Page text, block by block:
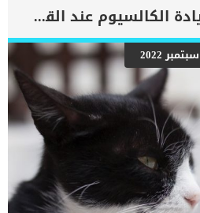
يعتبر الخوف من الكلاب هو خوف
الصغار، فهم لم يعتادوا على رؤية
وصوتها العالي المخيف للأطفال،
بضرورة إبعاد الأطفال الصغار عن
الحرية التامة والقدرة على مواجهة ما
البيئة مثل الحيوانات الأليفة وخاصة
الكلاب عند الأطفال يجب عليك القيام
التحدث مع الأطفال ومواجهة مخاوفهم
عند الأطفال يبدأ بالحوار. […]
تعرف على اعراض زيادة الكالسيوم عند القطط